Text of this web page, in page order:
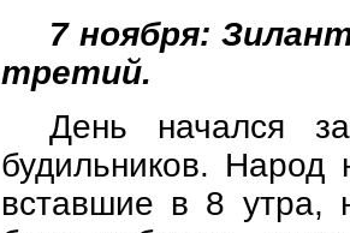
7 ноября:
третий.
День начался
будильников.
вставшие в 8 утра,